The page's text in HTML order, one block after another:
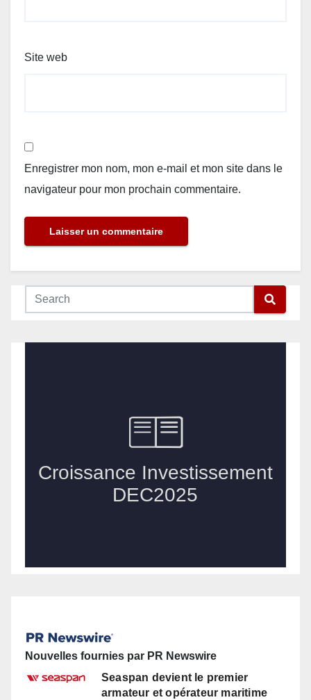
Site web
Enregistrer mon nom, mon e-mail et mon site dans le
navigateur pour mon prochain commentaire.
Nouvelles fournies par PR Newswire
Seaspan devient le premier
armateur et opérateur maritime